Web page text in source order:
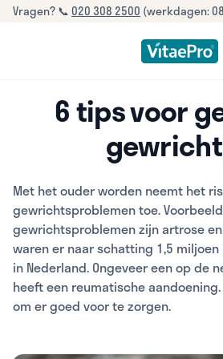
Vragen? 📞 020 308 2500 (werkdagen:
6 tips voor
Met het ouder worden neemt het
gewrichtsproblemen toe.
gewrichtsproblemen zijn artrose
waren er naar schatting 1,5
in Nederland. Ongeveer een op de
heeft een reumatische
om er goed voor te zorgen.